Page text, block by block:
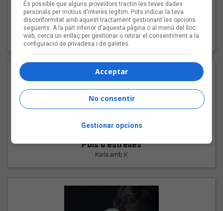
"Les cabres"
94 Rules amb Compte
"Pols d'estrelles"
Karla amb K
És possible que alguns proveïdors tractin les teves dades
personals per motius d'interès legítim. Pots indicar la teva
disconformitat amb aquest tractament gestionant les opcions
següents. A la part inferior d'aquesta pàgina o al menú del lloc
web, cerca un enllaç per gestionar o retirar el consentiment a la
configuració de privadesa i de galetes.
Acceptar
No consentir
Gestionar opcions